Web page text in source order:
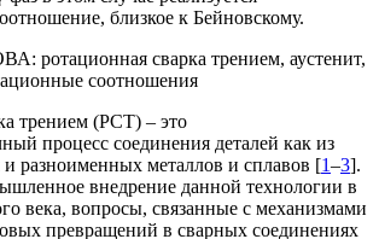
близкое к Бейновскому.
ротационная сварка трением, аустенит,
соотношения
трением (РСТ) – это
процесс соединения деталей как из
разноименных металлов и сплавов [1–3].
внедрение данной технологии в
века, вопросы, связанные с механизмами
превращений в сварных соединениях